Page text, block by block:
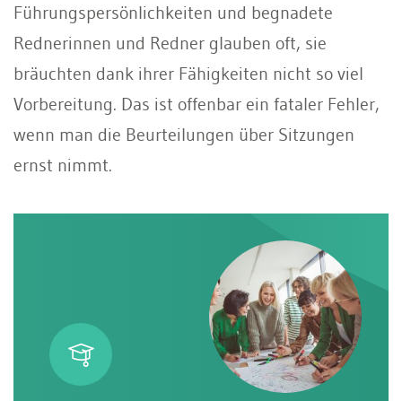
Führungspersönlichkeiten und begnadete
Rednerinnen und Redner glauben oft, sie
bräuchten dank ihrer Fähigkeiten nicht so viel
Vorbereitung. Das ist offenbar ein fataler Fehler,
wenn man die Beurteilungen über Sitzungen
ernst nimmt.